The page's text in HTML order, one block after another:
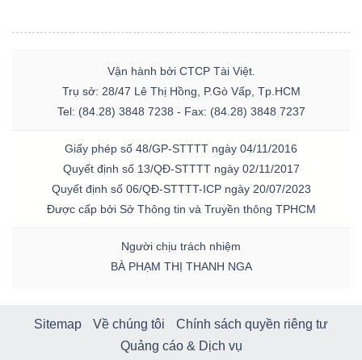
Vận hành bởi CTCP Tài Việt.
Trụ sở: 28/47 Lê Thị Hồng, P.Gò Vấp, Tp.HCM
Tel: (84.28) 3848 7238 - Fax: (84.28) 3848 7237
Giấy phép số 48/GP-STTTT ngày 04/11/2016
Quyết định số 13/QĐ-STTTT ngày 02/11/2017
Quyết định số 06/QĐ-STTTT-ICP ngày 20/07/2023
Được cấp bởi Sở Thông tin và Truyền thông TPHCM
Người chịu trách nhiệm
BÀ PHẠM THỊ THANH NGA
Sitemap Về chúng tôi
Chính sách quyền riêng tư
Quảng cáo & Dịch vụ